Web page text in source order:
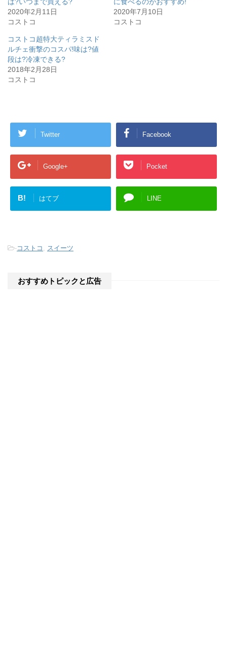
新
し
い
ィ
ン
ド
ウ
で
開
き
ま
リ
ッ
く
だ
さ
い
(
新
し
開
ま
)
2020年2月11日
コストコ
2020年7月10日
コストコ
コストコ超特大ティラミスド
ルチェ衝撃のコスパ!味は?値
段は?冷凍できる?
2018年2月28日
コストコ
Twitter Facebook
Google+ Pocket
B! はてブ LINE
-コストコ スイーツ
おすすめトピックと広告